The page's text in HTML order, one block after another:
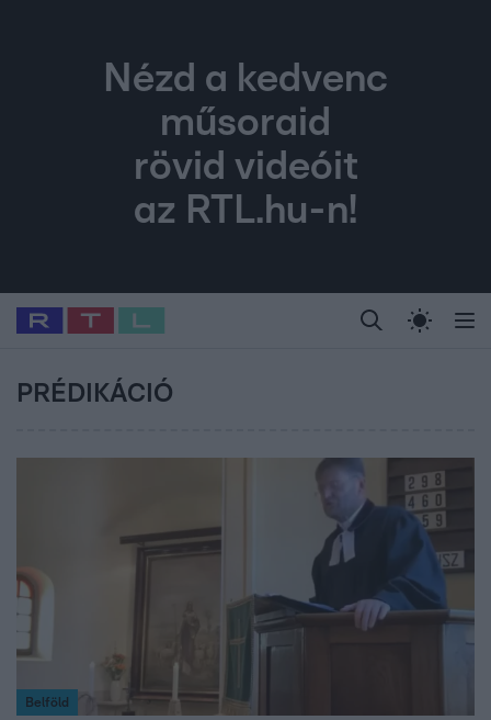
Nézd a kedvenc
műsoraid
rövid videóit
az RTL.hu-n!
Legfrissebb RTL Híradó Randi Celeb vagyok,
Babits Marcella Most Wanted Gallusz
PRÉDIKÁCIÓ
Belföld